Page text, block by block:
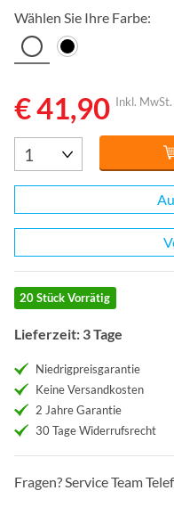
Wählen Sie Ihre Farbe:
€ 41,90 Inkl. MwSt.
20 Stück Vorrätig
Lieferzeit: 3 Tage
Niedrigpreisgarantie
Keine Versandkosten
2 Jahre Garantie
30 Tage Widerrufsrecht
Fragen? Service Team